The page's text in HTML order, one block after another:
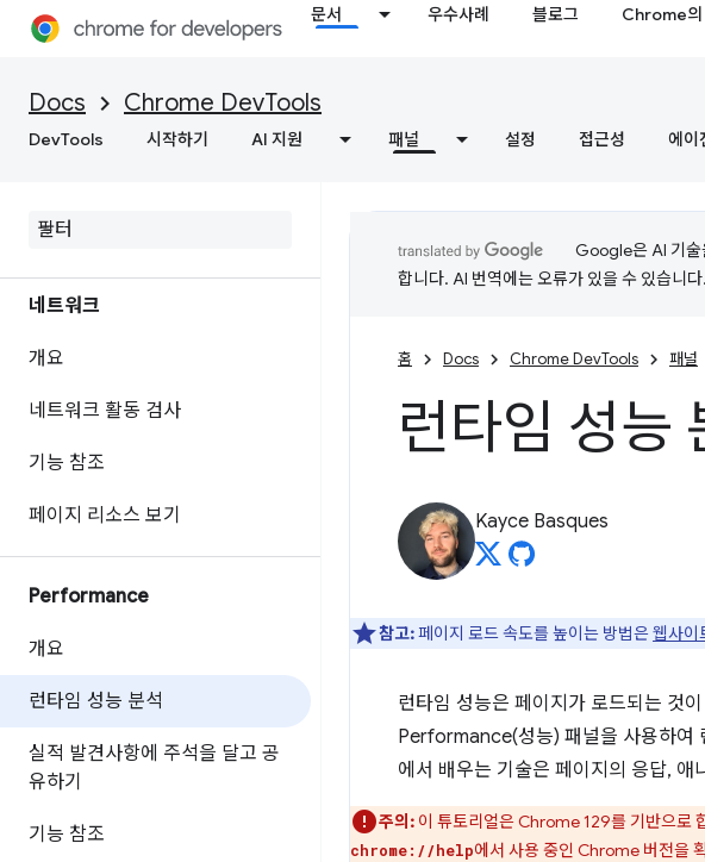
문서 우수사례 블로그 Chrome의
Docs Chrome DevTools
DevTools 시작하기 AI 지원 패널 설정 접근성 에이
소스 파일에 변경사항을 저장하도
록 작업공간 설정
로컬에서 웹 콘텐츠 및 HTTP 응답
헤더 재정의
C/C++ Web
네트워크
개요
네트워크 활동 검사
기능 참조
페이지 리소스 보기
Performance
개요
런타임 성능 분석
실적 발견사항에 주석을 달고 공
유하기
기능 참조
Google은 AI 기술
합니다. AI 번역에는 오류가 있을 수 있습니다.
홈 Docs Chrome DevTools 패널
런타임 성능
Kayce Basques
참고:페이지 로드 속도를 높이는 방법은웹사이
런타임 성능은 페이지가 로드되는 것
Performance(성능) 패널을 사용하여
에서 배우는 기술은 페이지의 응답,
주의: 이 튜토리얼은 Chrome 129를 기반으로
chrome://help에서 사용 중인 Chrome 버전을